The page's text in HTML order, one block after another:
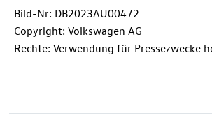
Bild-Nr: DB2023AU00472
Copyright: Volkswagen AG
Rechte: Verwendung für Pressezwecke